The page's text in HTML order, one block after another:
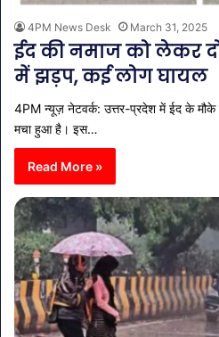
4PM News Desk March 31, 2025
ईद की नमाज को लेकर
में झड़प, कई लोग घायल
4PM न्यूज़ नेटवर्क: उत्तर-प्रदेश में ईद के मौके
मचा हुआ है। इस…
Read More »